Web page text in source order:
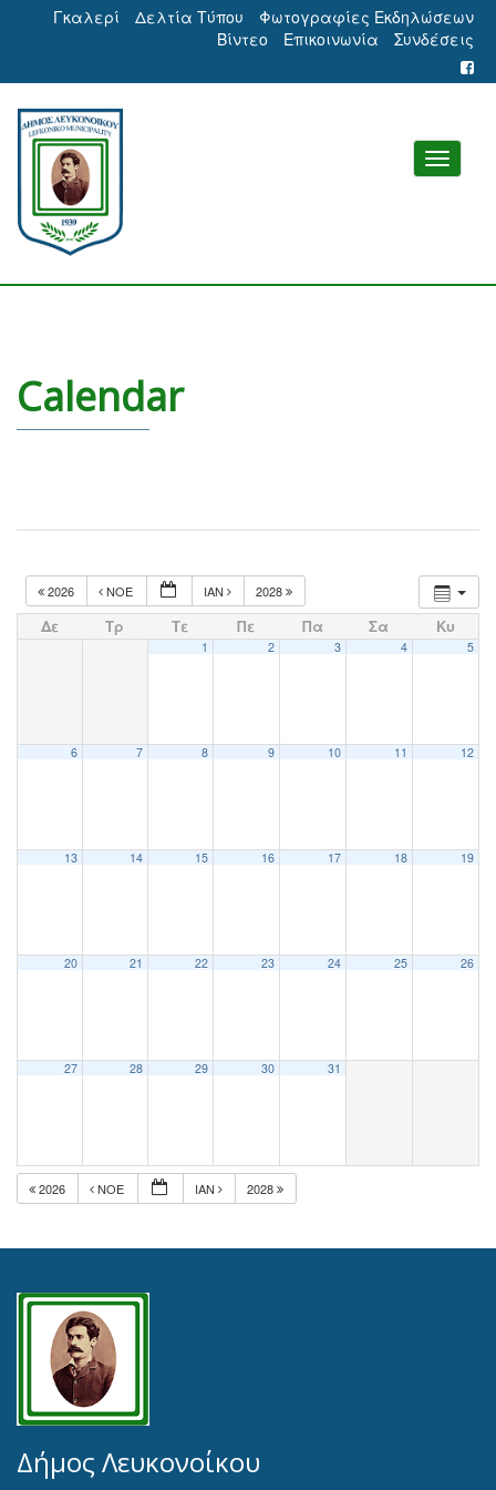
Γκαλερί Δελτία Τύπου
Φωτογραφίες Εκδηλώσεων
Βίντεο
Επικοινωνία Συνδέσεις
Calendar
2026 ΝΟΈ ΙΑΝ 2028
Δε Τρ Τε Πε Πα Σα Κυ
1 2 3 4 5
6 7 8 9 10 11 12
13 14 15 16 17 18 19
20 21 22 23 24 25 26
27 28 29 30 31
2026 ΝΟΈ ΙΑΝ 2028
Δήμος Λευκονοίκου